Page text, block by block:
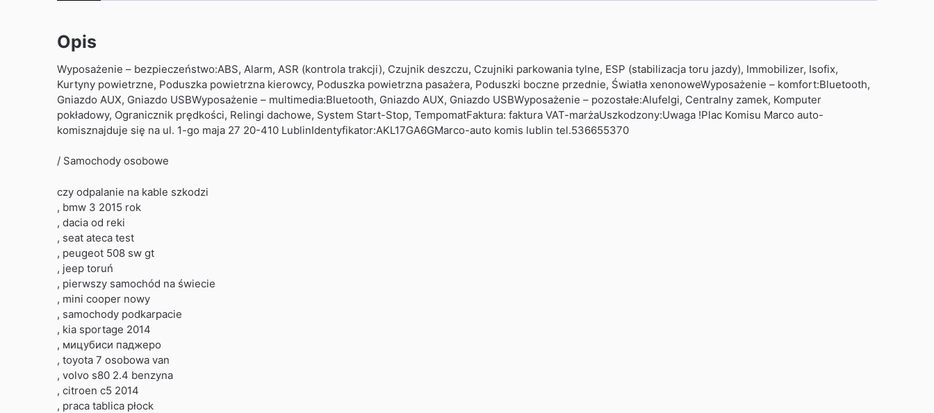
Opis
Wyposażenie – bezpieczeństwo:ABS, Alarm, ASR (kontrola trakcji), Czujnik deszczu, Czujniki parkowania tylne, ESP (stabilizacja toru jazdy), Immobilizer, Isofix,
Kurtyny powietrzne, Poduszka powietrzna kierowcy, Poduszka powietrzna pasażera, Poduszki boczne przednie, Światła xenonoweWyposażenie – komfort:Bluetooth,
Gniazdo AUX, Gniazdo USBWyposażenie – multimedia:Bluetooth, Gniazdo AUX, Gniazdo USBWyposażenie – pozostałe:Alufelgi, Centralny zamek, Komputer
pokładowy, Ogranicznik prędkości, Relingi dachowe, System Start-Stop, TempomatFaktura: faktura VAT-marżaUszkodzony:Uwaga !Plac Komisu Marco auto-
komisznajduje się na ul. 1-go maja 27 20-410 LublinIdentyfikator:AKL17GA6GMarco-auto komis lublin tel.536655370
/ Samochody osobowe
czy odpalanie na kable szkodzi
, bmw 3 2015 rok
, dacia od reki
, seat ateca test
, peugeot 508 sw gt
, jeep toruń
, pierwszy samochód na świecie
, mini cooper nowy
, samochody podkarpacie
, kia sportage 2014
, мицубиси паджеро
, toyota 7 osobowa van
, volvo s80 2.4 benzyna
, citroen c5 2014
, praca tablica płock